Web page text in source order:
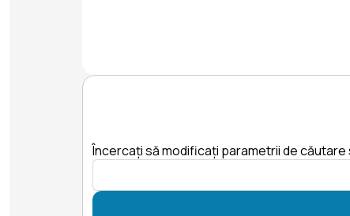
Încercați să modificați parametrii de căutare